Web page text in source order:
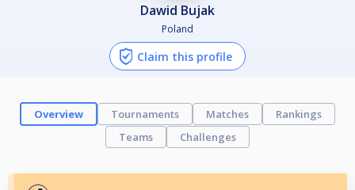
Dawid Bujak
Poland
Claim this profile
Overview Tournaments Matches
Rankings
Teams
Challenges